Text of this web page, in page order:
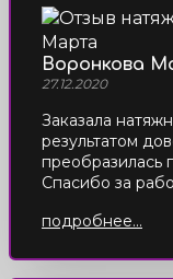
Воронкова
27.12.2020
Заказала
результатом
преобразилась
Спасибо за
подробнее...